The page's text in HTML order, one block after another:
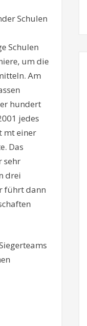
Schulen
Schulen
um die
Am
hundert
jedes
mt einer
Das
sehr
drei
führt dann